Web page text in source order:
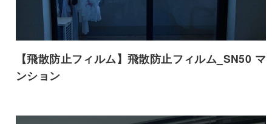
【飛散防止フィルム】飛散防止フィルム_SN50 マ
ンション